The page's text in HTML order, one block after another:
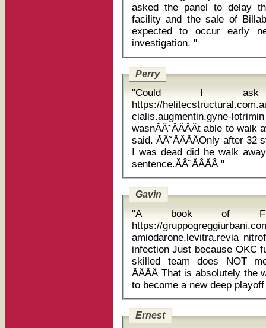
asked the panel to delay
facility and the sale of
expected to occur early
investigation. "
Perry
"Could I ask
https://
cialis.augmentin.gyne-lotrimin
wasnĂÂ˘ĂÂĂÂt able to
said. ĂÂ˘ĂÂĂÂOnly after
I was dead did he walk
sentence.ĂÂ˘ĂÂĂÂ "
Gavin
"A book of
https://
amiodarone.levitra.revia
infection Just because OKC fumbled it after assembling a wonderful
skilled team does NOT
ĂÂĂÂ That is absolutely
Ernest